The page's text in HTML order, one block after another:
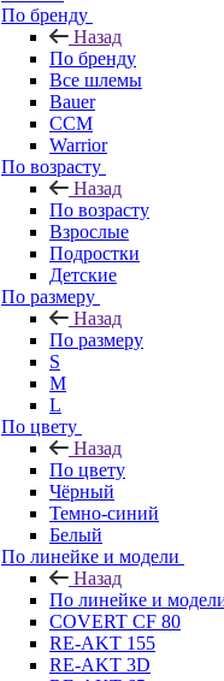
По бренду
Назад
По бренду
Все шлемы
Bauer
CCM
Warrior
По возрасту
Назад
По возрасту
Взрослые
Подростки
Детские
По размеру
Назад
По размеру
S
M
L
По цвету
Назад
По цвету
Чёрный
Темно-синий
Белый
По линейке и модели
Назад
По линейке и
COVERT CF 80
RE-AKT 155
RE-AKT 3D